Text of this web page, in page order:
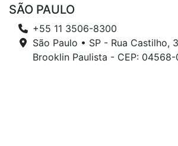
SÃO PAULO
+55 11 3506-8300
São Paulo • SP - Rua Castilho,
Brooklin Paulista - CEP: 04568-